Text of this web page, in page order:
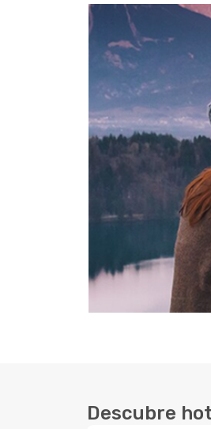
Descubre